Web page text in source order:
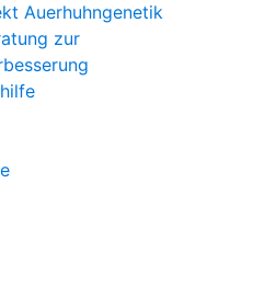
Auerhuhngenetik
zur